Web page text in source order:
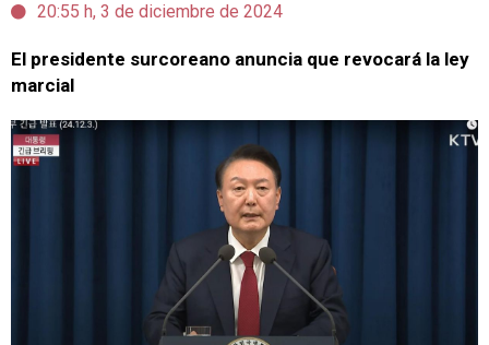
20:55 h, 3 de diciembre de 2024
El presidente surcoreano anuncia que revocará la ley
marcial